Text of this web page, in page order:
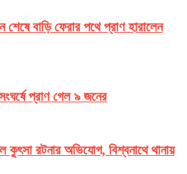
শেষে বাড়ি ফেরার পথে প্রাণ হারালেন
প্রাণ গেল ৯ জনের
রটনার অভিযোগ, বিশ্বনাথে থানায়